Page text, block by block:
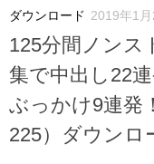
ダウンロード 2019年1月
125分間ノンス
集で中出し22
ぶっかけ9連発
225）ダウンロ